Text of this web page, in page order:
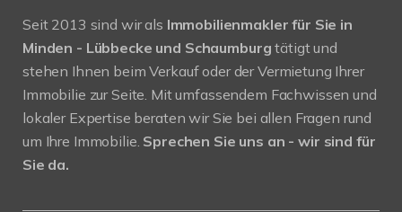
Seit 2013 sind wir als Immobilienmakler für Sie in
Minden - Lübbecke und Schaumburgtätigt und
stehen Ihnen beim Verkauf oder der Vermietung Ihrer
Immobilie zur Seite. Mit umfassendem Fachwissen und
lokaler Expertise beraten wir Sie bei allen Fragen rund
um Ihre Immobilie. Sprechen Sie uns an - wir sind für
Sie da.